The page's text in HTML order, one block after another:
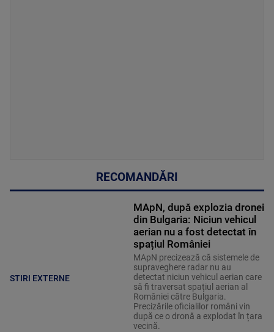
RECOMANDĂRI
STIRI EXTERNE
MApN, după explozia dronei
din Bulgaria: Niciun vehicul
aerian nu a fost detectat în
spațiul României
MApN precizează că sistemele de
supraveghere radar nu au
detectat niciun vehicul aerian care
să fi traversat spațiul aerian al
României către Bulgaria.
Precizările oficialilor români vin
după ce o dronă a explodat în țara
vecină.